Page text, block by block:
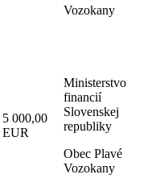
Vozokany
5 000,00
EUR
Ministerstvo
financií
Slovenskej
republiky
Obec Plavé
Vozokany